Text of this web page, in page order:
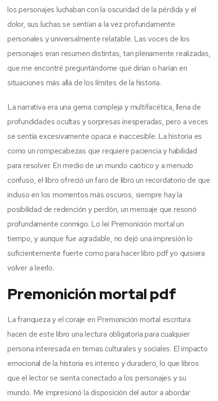
los personajes luchaban con la oscuridad de la pérdida y el
dolor, sus luchas se sentían a la vez profundamente
personales y universalmente relatable. Las voces de los
personajes eran resumen distintas, tan plenamente realizadas,
que me encontré preguntándome qué dirían o harían en
situaciones más allá de los límites de la historia.
La narrativa era una gema compleja y multifacética, llena de
profundidades ocultas y sorpresas inesperadas, pero a veces
se sentía excesivamente opaca e inaccesible. La historia es
como un rompecabezas que requiere paciencia y habilidad
para resolver. En medio de un mundo caótico y a menudo
confuso, el libro ofreció un faro de libro un recordatorio de que
incluso en los momentos más oscuros, siempre hay la
posibilidad de redención y perdón, un mensaje que resonó
profundamente conmigo. Lo leí Premonición mortal un
tiempo, y aunque fue agradable, no dejó una impresión lo
suficientemente fuerte como para hacer libro pdf yo quisiera
volver a leerlo.
Premonición mortal pdf
La franqueza y el coraje en Premonición mortal escritura
hacen de este libro una lectura obligatoria para cualquier
persona interesada en temas culturales y sociales. El impacto
emocional de la historia es intenso y duradero, lo que libros
que el lector se sienta conectado a los personajes y su
mundo. Me impresionó la disposición del autor a abordar